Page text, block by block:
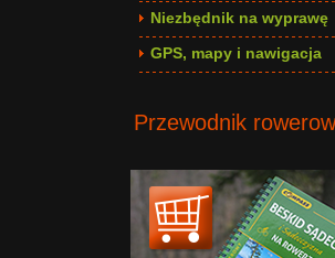
Niezbędnik na wyprawę
GPS, mapy i nawigacja
Przewodnik